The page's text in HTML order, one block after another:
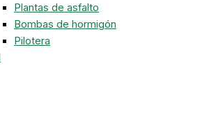
Plantas de asfalto
Bombas de hormigón
Pilotera